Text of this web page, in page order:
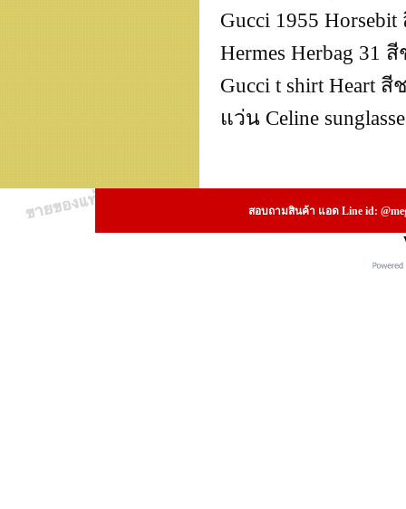
Gucci 1955 Horsebit
Hermes Herbag 31
Gucci t shirt Heart สี
แว่น Celine
สอบถามสินค้า แอด Line id: